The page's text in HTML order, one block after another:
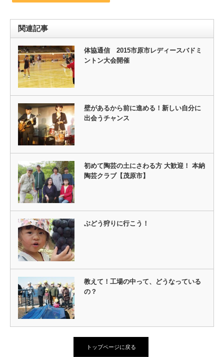
関連記事
体協通信 2015市原市レディースバドミ
ントン大会開催
壁があるから前に進める！新しい自分に
出会うチャンス
初めて陶芸の土にさわる方 大歓迎！ 本納
陶芸クラブ【茂原市】
ぶどう狩りに行こう！
教えて！工場の中って、どうなっている
の？
トップページに戻る